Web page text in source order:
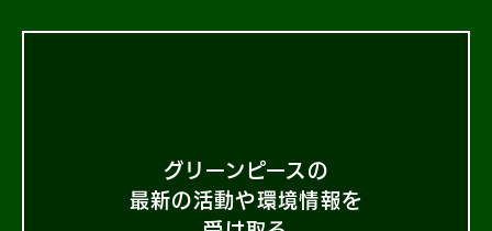
グリーンピースの
最新の活動や環境情報を